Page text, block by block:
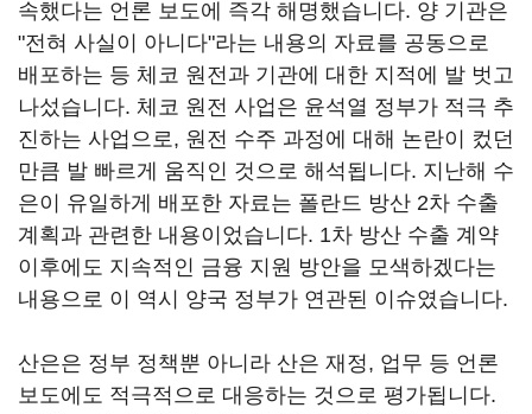
속했다는 언론 보도에 즉각 해명했습니다. 양 기관은
"전혀 사실이 아니다"라는 내용의 자료를 공동으로
배포하는 등 체코 원전과 기관에 대한 지적에 발 벗고
나섰습니다. 체코 원전 사업은 윤석열 정부가 적극 추
진하는 사업으로, 원전 수주 과정에 대해 논란이 컸던
만큼 발 빠르게 움직인 것으로 해석됩니다. 지난해 수
은이 유일하게 배포한 자료는 폴란드 방산 2차 수출
계획과 관련한 내용이었습니다. 1차 방산 수출 계약
이후에도 지속적인 금융 지원 방안을 모색하겠다는
내용으로 이 역시 양국 정부가 연관된 이슈였습니다.
산은은 정부 정책뿐 아니라 산은 재정, 업무 등 언론
보도에도 적극적으로 대응하는 것으로 평가됩니다.